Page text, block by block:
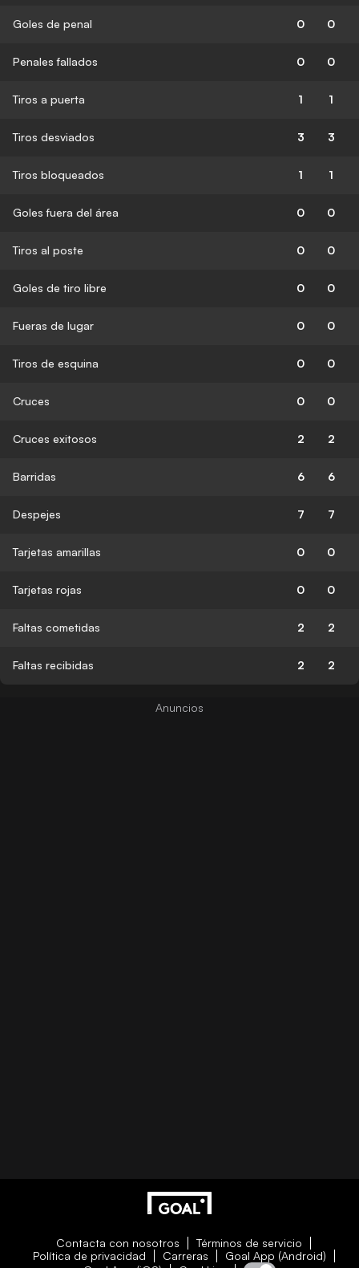
Goles de penal 0 0
Penales fallados 0 0
Tiros a puerta 1 1
Tiros desviados 3 3
Tiros bloqueados 1 1
Goles fuera del área 0 0
Tiros al poste 0 0
Goles de tiro libre 0 0
Fueras de lugar 0 0
Tiros de esquina 0 0
Cruces 0 0
Cruces exitosos 2 2
Barridas 6 6
Despejes 7 7
Tarjetas amarillas 0 0
Tarjetas rojas 0 0
Faltas cometidas 2 2
Faltas recibidas 2 2
Contacta con nosotros
Términos de servicio
Política de privacidad
Carreras
Goal App (Android)